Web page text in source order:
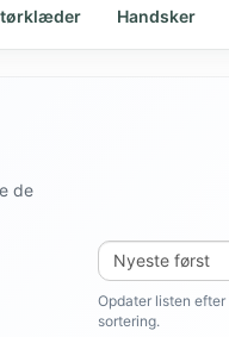
Handsker
de
Sortér
produkter
Opdater listen
sortering.